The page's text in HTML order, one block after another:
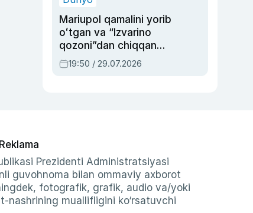
Mariupol qamalini yorib
oʻtgan va “Izvarino
qozoni”dan chiqqan
qahramon — Ukraina
armiyasi bosh
19:50 / 29.07.2026
Reklama
Prezidenti Administratsiyasi
guvohnoma bilan ommaviy axborot
fotografik, grafik, audio va/yoki
nashrining muallifligini ko‘rsatuvchi